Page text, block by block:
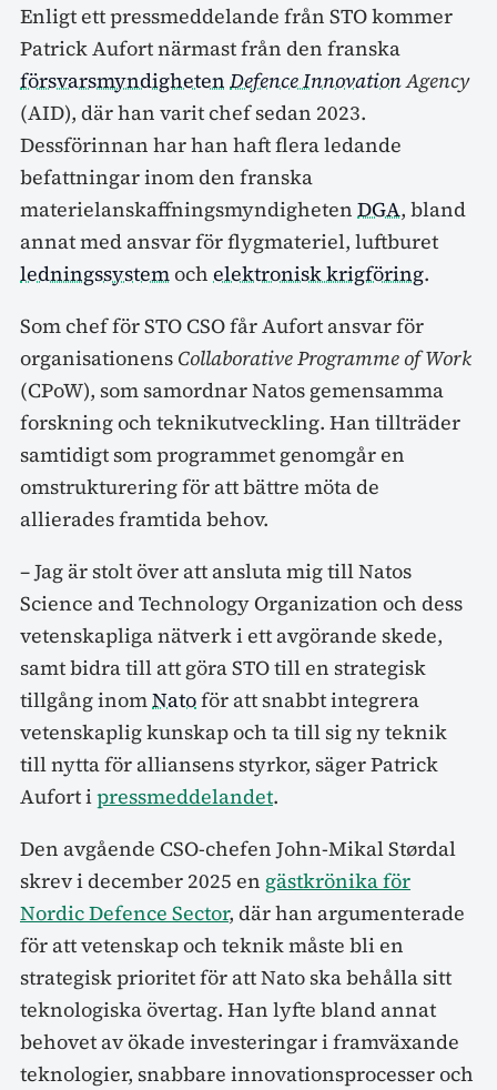
Enligt ett pressmeddelande från STO kommer
Patrick Aufort närmast från den franska
försvarsmyndigheten Defence InnovationAgency
(AID), där han varit chef sedan 2023.
Dessförinnan har han haft flera ledande
befattningar inom den franska
materielanskaffningsmyndigheten DGA, bland
annat med ansvar för flygmateriel, luftburet
ledningssystemoch elektronisk krigföring.
Som chef för STO CSO får Aufort ansvar för
organisationens Collaborative Programme of Work
(CPoW), som samordnar Natos gemensamma
forskning och teknikutveckling. Han tillträder
samtidigt som programmet genomgår en
omstrukturering för att bättre möta de
allierades framtida behov.
– Jag är stolt över att ansluta mig till Natos
Science and Technology Organization och dess
vetenskapliga nätverk i ett avgörande skede,
samt bidra till att göra STO till en strategisk
tillgång inomNatoför att snabbt integrera
vetenskaplig kunskap och ta till sig ny teknik
till nytta för alliansens styrkor, säger Patrick
Aufort ipressmeddelandet.
Den avgående CSO-chefen John-Mikal Størdal
skrev i december 2025 en gästkrönika för
Nordic Defence Sector, där han argumenterade
för att vetenskap och teknik måste bli en
strategisk prioritet för att Nato ska behålla sitt
teknologiska övertag. Han lyfte bland annat
behovet av ökade investeringar i framväxande
teknologier, snabbare innovationsprocesser och